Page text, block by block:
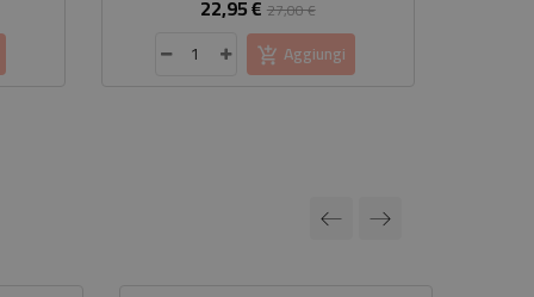
22,95 €Prezzo
base
27,00 €Prezzo
Aggiungi